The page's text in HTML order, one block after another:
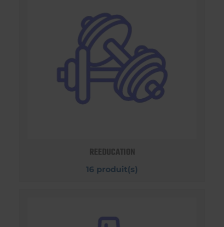
REEDUCATION
16 produit(s)